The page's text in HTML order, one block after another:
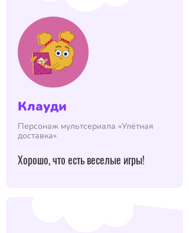
Клауди
Персонаж мультсериала «Улётная
доставка»
Хорошо, что есть веселые игры!